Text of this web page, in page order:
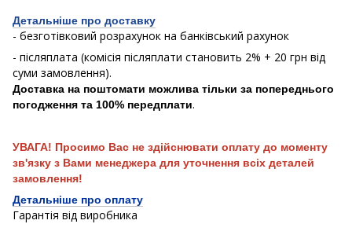
Детальніше про доставку
- безготівковий розрахунок на банківський рахунок
- післяплата (комісія післяплати становить 2% + 20 грн від
суми замовлення).
Доставка на поштомати можлива тільки за попереднього
погодження та 100% передплати.
УВАГА! Просимо Вас не здійснювати оплату до моменту
зв'язку з Вами менеджера для уточнення всіх деталей
замовлення!
Детальніше про оплату
Гарантія від виробника